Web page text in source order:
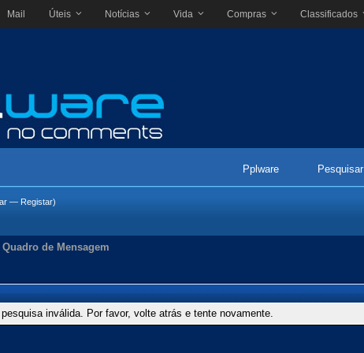
Mail Úteis Notícias Vida Compras Classificados
Pplware Pesquisar
— Registar)
Quadro de Mensagem
inválida. Por favor, volte atrás e tente novamente.